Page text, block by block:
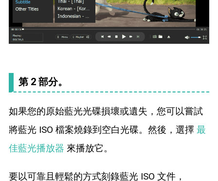
第 2 部分。
如果您的原始藍光光碟損壞或遺失，您可以嘗試
將藍光 ISO 檔案燒錄到空白光碟。然後，選擇 最
佳藍光播放器 來播放它。
要以可靠且輕鬆的方式刻錄藍光 ISO 文件，